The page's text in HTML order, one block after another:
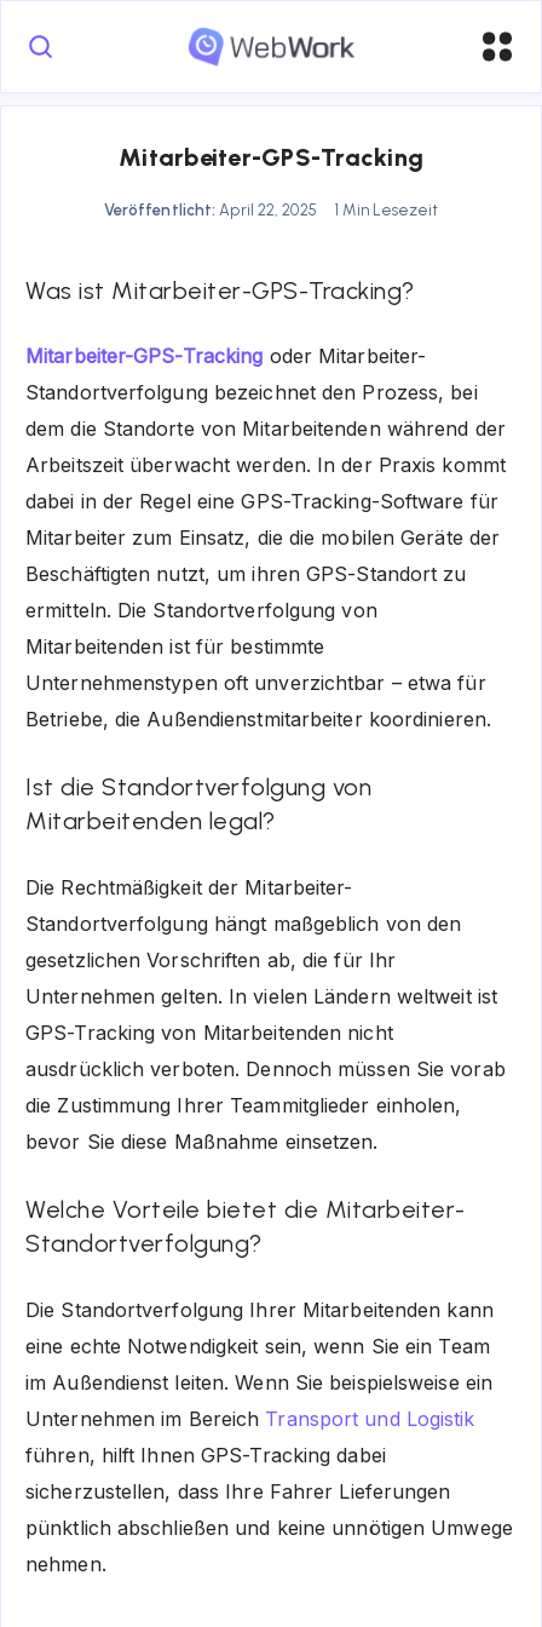
Mitarbeiter-GPS-Tracking
Veröffentlicht: April 22, 2025 1 Min Lesezeit
Was ist Mitarbeiter-GPS-Tracking?
Mitarbeiter-GPS-Tracking oder Mitarbeiter-
Standortverfolgung bezeichnet den Prozess, bei
dem die Standorte von Mitarbeitenden während der
Arbeitszeit überwacht werden. In der Praxis kommt
dabei in der Regel eineGPS-Tracking-Software für
Mitarbeiter zum Einsatz, die die mobilen Geräte der
Beschäftigten nutzt, um ihren GPS-Standort zu
ermitteln. Die Standortverfolgung von
Mitarbeitenden ist für bestimmte
Unternehmenstypen oft unverzichtbar – etwa für
Betriebe, die Außendienstmitarbeiter koordinieren.
Ist die Standortverfolgung von
Mitarbeitenden legal?
Die Rechtmäßigkeit der Mitarbeiter-
Standortverfolgung hängt maßgeblich von den
gesetzlichen Vorschriften ab, die für Ihr
Unternehmen gelten. In vielen Ländern weltweit ist
GPS-Tracking von Mitarbeitenden nicht
ausdrücklich verboten. Dennoch müssen Sie vorab
die Zustimmung Ihrer Teammitglieder einholen,
bevor Sie diese Maßnahme einsetzen.
Welche Vorteile bietet die Mitarbeiter-
Standortverfolgung?
Die Standortverfolgung Ihrer Mitarbeitenden kann
eine echte Notwendigkeit sein, wenn Sie ein Team
im Außendienst leiten. Wenn Sie beispielsweise ein
Unternehmen im Bereich Transport und Logistik
führen, hilft Ihnen GPS-Tracking dabei
sicherzustellen, dass Ihre Fahrer Lieferungen
pünktlich abschließen und keine unnötigen Umwege
nehmen.